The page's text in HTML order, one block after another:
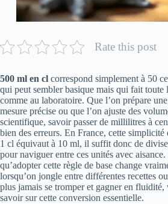
Rate this post
500 ml en cl correspond simplement à 50
qui peut sembler basique mais qui fait toute
comme au laboratoire. Que l’on prépare
mesure précise ou que l’on ajuste des
scientifique, savoir passer de millilitres à
bien des erreurs. En France, cette
1 cl équivaut à 10 ml, il suffit donc de
pour naviguer entre ces unités avec
qu’adopter cette règle de base change
lorsqu’on jongle entre différentes recettes
plus jamais se tromper et gagner en
savoir sur cette conversion essentielle.